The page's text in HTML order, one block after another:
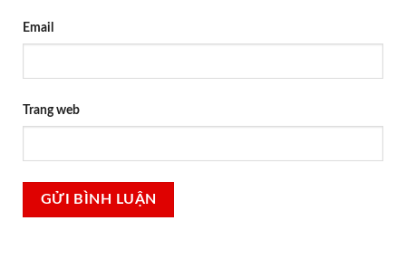
Email
Trang web